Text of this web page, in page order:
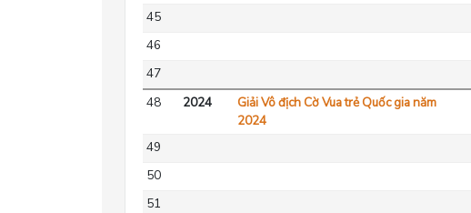
45
46
47
48
2024
Giải Vô địch Cờ Vua trẻ Quốc gia năm
2024
49
50
51